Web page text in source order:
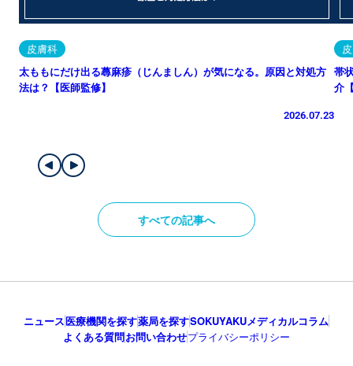
皮膚科
太ももにだけ出る蕁麻疹（じんましん）が気になる。原因と対処方
法は？【医師監修】
2026.07.23
帯
介
すべての記事へ
ニュース医療機関を探す薬局を探すSOKUYAKUメディカルコラム
よくある質問お問い合わせプライバシーポリシー